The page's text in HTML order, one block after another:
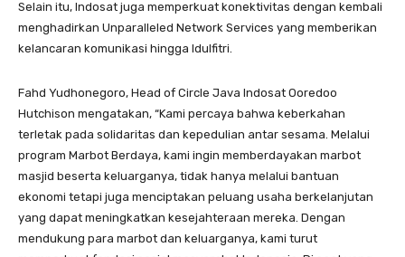
Selain itu, Indosat juga memperkuat konektivitas dengan kembali
menghadirkan Unparalleled Network Services yang memberikan
kelancaran komunikasi hingga Idulfitri.
Fahd Yudhonegoro, Head of Circle Java Indosat Ooredoo
Hutchison mengatakan, “Kami percaya bahwa keberkahan
terletak pada solidaritas dan kepedulian antar sesama. Melalui
program Marbot Berdaya, kami ingin memberdayakan marbot
masjid beserta keluarganya, tidak hanya melalui bantuan
ekonomi tetapi juga menciptakan peluang usaha berkelanjutan
yang dapat meningkatkan kesejahteraan mereka. Dengan
mendukung para marbot dan keluarganya, kami turut